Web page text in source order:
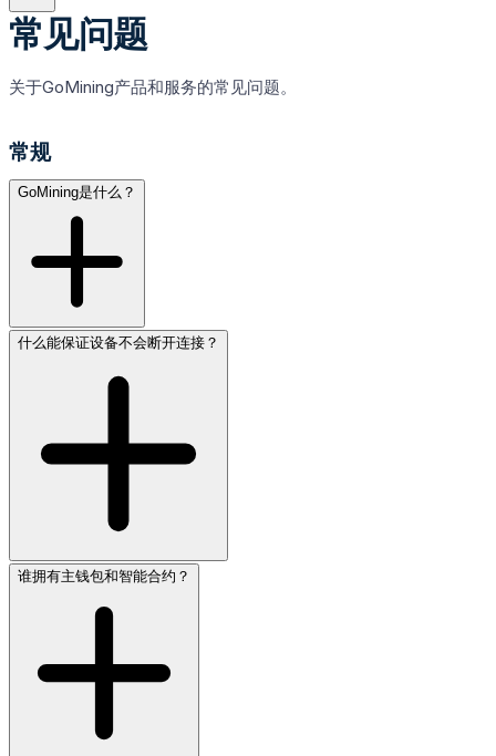
常见问题
关于GoMining产品和服务的常见问题。
常规
GoMining是什么？
什么能保证设备不会断开连接？
谁拥有主钱包和智能合约？